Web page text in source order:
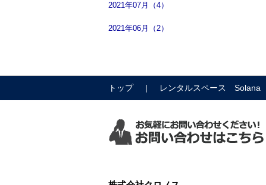
2021年07月（4）
2021年06月（2）
トップ レンタルスペース Solana